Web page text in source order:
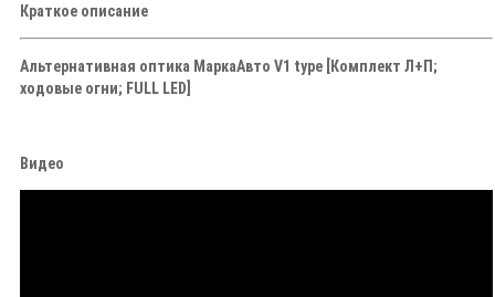
Краткое описание
Альтернативная оптика МаркаАвто V1 type [Комплект Л+П;
ходовые огни; FULL LED]
Видео